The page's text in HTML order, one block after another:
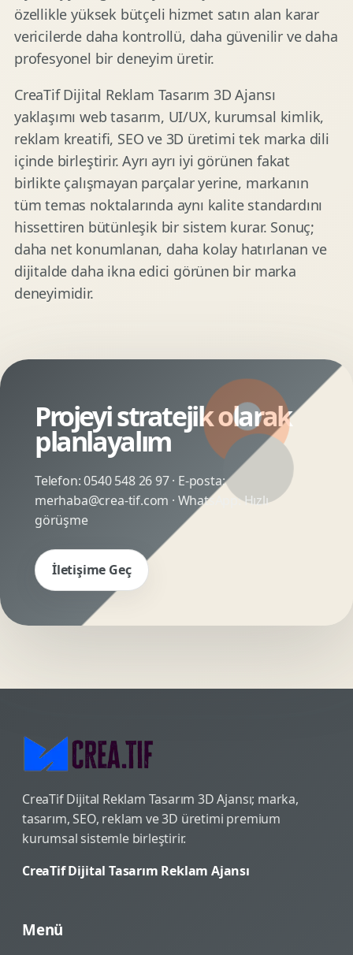
özellikle yüksek bütçeli hizmet satın alan karar
vericilerde daha kontrollü, daha güvenilir ve daha
profesyonel bir deneyim üretir.
CreaTif Dijital Reklam Tasarım 3D Ajansı
yaklaşımı web tasarım, UI/UX, kurumsal kimlik,
reklam kreatifi, SEO ve 3D üretimi tek marka dili
içinde birleştirir. Ayrı ayrı iyi görünen fakat
birlikte çalışmayan parçalar yerine, markanın
tüm temas noktalarında aynı kalite standardını
hissettiren bütünleşik bir sistem kurar. Sonuç;
daha net konumlanan, daha kolay hatırlanan ve
dijitalde daha ikna edici görünen bir marka
deneyimidir.
Projeyi stratejik olarak
planlayalım
Telefon:0540 548 26 97· E-posta:
merhaba@crea-tif.com · WhatsApp:Hızlı
görüşme
İletişime Geç
CreaTif Dijital Reklam Tasarım 3D Ajansı; marka,
tasarım, SEO, reklam ve 3D üretimi premium
kurumsal sistemle birleştirir.
CreaTif Dijital Tasarım Reklam Ajansı
Menü